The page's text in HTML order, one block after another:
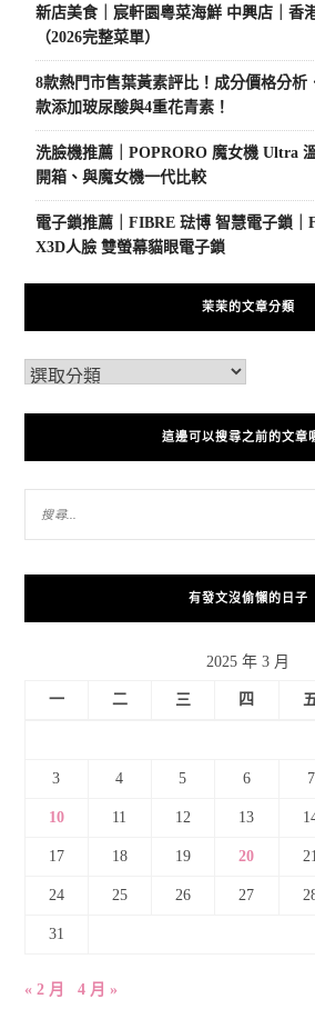
新店美食｜宸軒園粵菜海鮮 中興店｜香
（2026完整菜單）
8款熱門市售葉黃素評比！成分價格分析
款添加玻尿酸與4重花青素！
洗臉機推薦｜POPRORO 魔女機 Ultra
開箱、與魔女機一代比較
電子鎖推薦｜FIBRE 琺博 智慧電子鎖｜
X3D人臉 雙螢幕貓眼電子鎖
茉茉的文章分類
這邊可以搜尋之前的文章
有發文沒偷懶的日子
2025 年 3 月
一 二 三 四
3 4 5 6 7
10 11 12 13
17 18 19 20
24 25 26 27
31
« 2 月 4 月 »